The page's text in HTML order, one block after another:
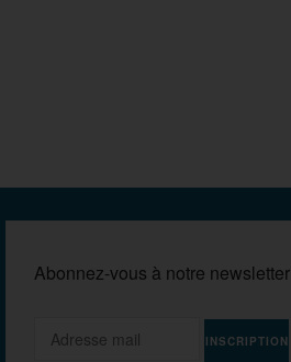
Abonnez-vous à notre newsletter